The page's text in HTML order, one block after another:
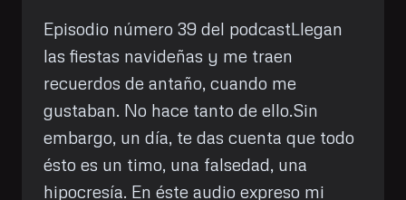
Episodio número 39 del podcastLlegan
las fiestas navideñas y me traen
recuerdos de antaño, cuando me
gustaban. No hace tanto de ello.Sin
embargo, un día, te das cuenta que todo
ésto es un timo, una falsedad, una
hipocresía. En éste audio expreso mi